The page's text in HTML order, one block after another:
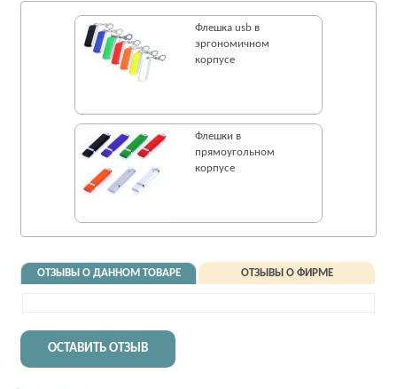
Флешка usb в
эргономичном
корпусе
Флешки в
прямоугольном
корпусе
ОТЗЫВЫ О ДАННОМ ТОВАРЕ ОТЗЫВЫ О ФИРМЕ
ОСТАВИТЬ ОТЗЫВ